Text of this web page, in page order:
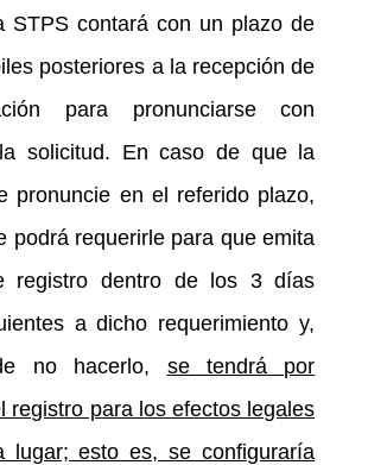
STPS contará con un plazo de
posteriores a la recepción de
para pronunciarse con
solicitud. En caso de que la
pronuncie en el referido plazo,
podrá requerirle para que emita
registro dentro de los 3 días
a dicho requerimiento y,
no hacerlo, se tendrá por
registro para los efectos legales
lugar; esto es, se configuraría